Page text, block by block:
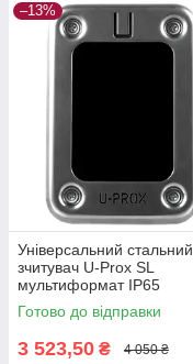
–13%
Універсальний стальний
зчитувач U-Prox SL
мультиформат IP65
Готово до відправки
3 523,50 ₴ 4 050 ₴